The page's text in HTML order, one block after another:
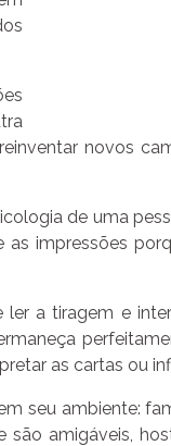
novos
de uma
impressões
a tiragem e
as cartas ou
seu ambiente:
amigáveis,